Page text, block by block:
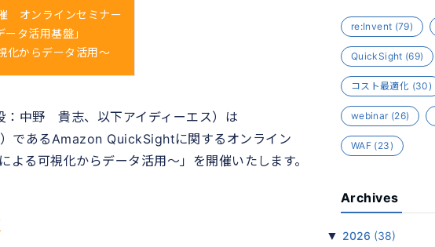
オンラインセミナー
ータ活用基盤」
化からデータ活用～
：中野 貴志、以下アイディーエス）は
であるAmazon QuickSightに関するオンライン
る可視化からデータ活用～」を開催いたします。
re:Invent (79)
QuickSight (69)
コスト最適化 (30)
webinar(26)
WAF (23)
Archives
▼ 2026 (38)